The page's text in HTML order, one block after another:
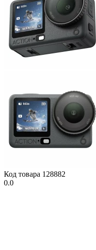
Код товара 128882
0.0